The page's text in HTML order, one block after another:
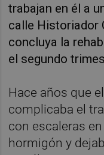
trabajan en él a
calle Historiador
concluya la
el segundo
Hace años que
complicaba el
con escaleras
hormigón y